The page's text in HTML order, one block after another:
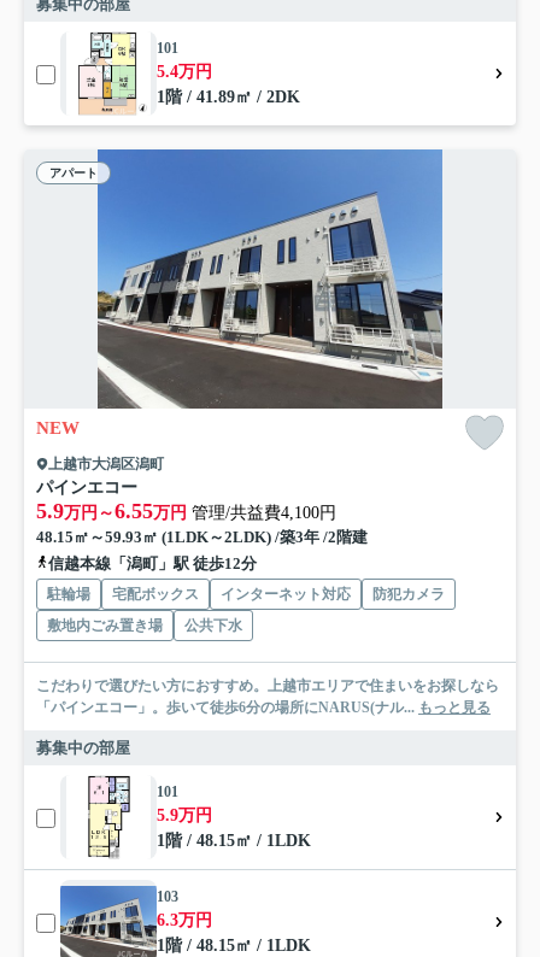
募集中の部屋
101
5.4万円
1階 / 41.89㎡ / 2DK
アパート
NEW
上越市大潟区潟町
パインエコー
5.9万円～6.55万円 管理/共益費4,100円
48.15㎡～59.93㎡ (1LDK～2LDK) /築3年 /2階建
信越本線「潟町」駅 徒歩12分
駐輪場 宅配ボックス インターネット対応
防犯カメラ
敷地内ごみ置き場
公共下水
こだわりで選びたい方におすすめ。上越市エリアで住まいをお探しなら
「パインエコー」。歩いて徒歩6分の場所にNARUS(ナル... もっと見る
募集中の部屋
101
5.9万円
1階 / 48.15㎡ / 1LDK
103
6.3万円
1階 / 48.15㎡ / 1LDK